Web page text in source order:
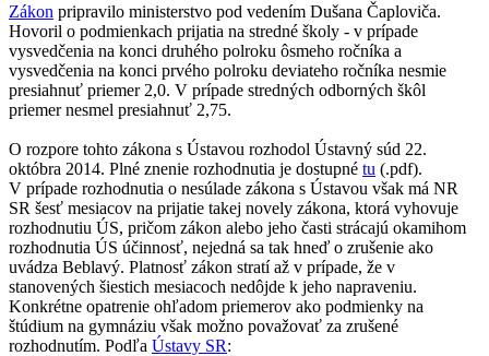
Zákon pripravilo ministerstvo pod vedením Dušana Čaploviča.
Hovoril o podmienkach prijatia na stredné školy - v prípade
vysvedčenia na konci druhého polroku ôsmeho ročníka a
vysvedčenia na konci prvého polroku deviateho ročníka nesmie
presiahnuť priemer 2,0. V prípade stredných odborných škôl
priemer nesmel presiahnuť 2,75.
O rozpore tohto zákona s Ústavou rozhodol Ústavný súd 22.
októbra 2014. Plné znenie rozhodnutia je dostupné tu (.pdf).
V prípade rozhodnutia o nesúlade zákona s Ústavou však má NR
SR šesť mesiacov na prijatie takej novely zákona, ktorá vyhovuje
rozhodnutiu ÚS, pričom zákon alebo jeho časti strácajú okamihom
rozhodnutia ÚS účinnosť, nejedná sa tak hneď o zrušenie ako
uvádza Beblavý. Platnosť zákon stratí až v prípade, že v
stanovených šiestich mesiacoch nedôjde k jeho napraveniu.
Konkrétne opatrenie ohľadom priemerov ako podmienky na
štúdium na gymnáziu však možno považovať za zrušené
rozhodnutím. Podľa Ústavy SR: